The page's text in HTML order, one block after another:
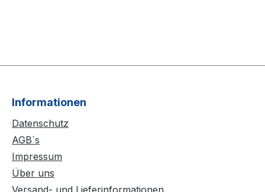
Informationen
Datenschutz
AGB´s
Impressum
Über uns